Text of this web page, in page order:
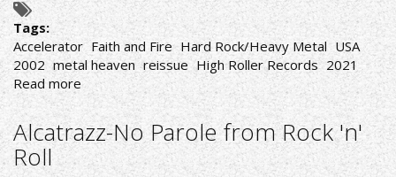
Tags:
Accelerator Faith and Fire Hard Rock/Heavy Metal USA
2002 metal heaven reissue High Roller Records 2021
Read moreabout
Faith
and
Fire-
Accelerator
Alcatrazz-No Parole from Rock 'n'
Roll